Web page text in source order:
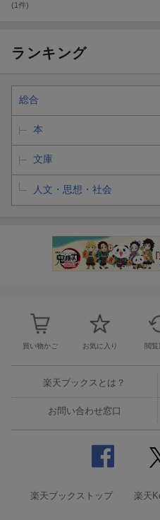
(1件)
ランキング
総合
本
文庫
人文・思想・社会
買い物かご お気に入り 閲覧
楽天ブックスとは？
お問い合わせ窓口
楽天ブックストップ 楽天